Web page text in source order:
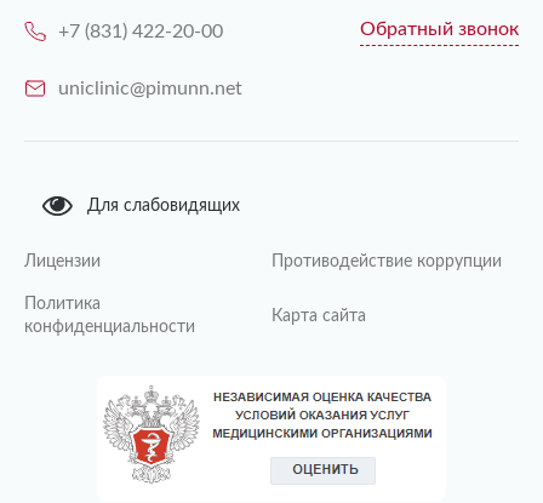
+7 (831) 422-20-00 Обратный звонок
uniclinic@pimunn.net
Для слабовидящих
Лицензии Противодействие коррупции
Политика
конфиденциальности
Карта сайта